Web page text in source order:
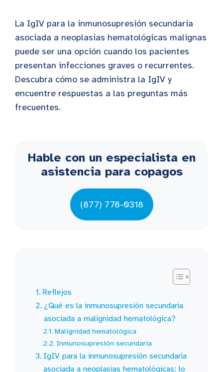
La IgIV para la inmunosupresión secundaria
asociada a neoplasias hematológicas malignas
puede ser una opción cuando los pacientes
presentan infecciones graves o recurrentes.
Descubra cómo se administra la IgIV y
encuentre respuestas a las preguntas más
frecuentes.
Hable con un especialista en
asistencia para copagos
(877) 778-0318
Reflejos
¿Qué es la inmunosupresión secundaria
asociada a malignidad hematológica?
Malignidad hematológica
Inmunosupresión secundaria
IgIV para la inmunosupresión secundaria
asociada a neoplasias hematológicas: lo